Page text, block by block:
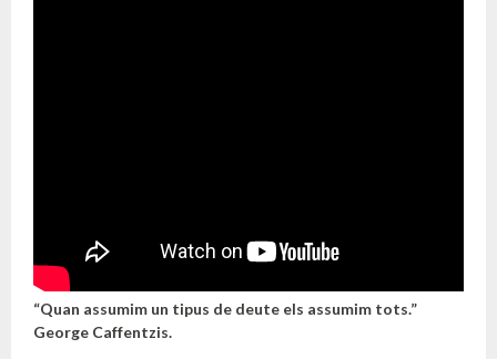
“Quan assumim un tipus de deute els assumim tots.”
George Caffentzis.